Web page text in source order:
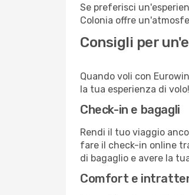
Se preferisci
Colonia offre
Consigli per
Quando voli con
la tua esperienza di volo!
Check-in e bagagli
Rendi il tuo viaggio
fare il check-in online
di bagaglio e avere la
Comfort e